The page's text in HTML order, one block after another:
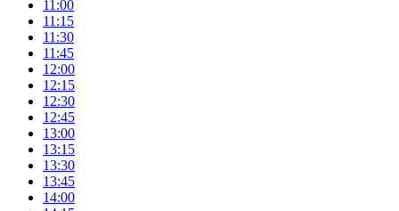
11:00
11:15
11:30
11:45
12:00
12:15
12:30
12:45
13:00
13:15
13:30
13:45
14:00